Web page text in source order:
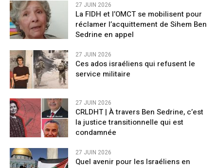
27 JUIN 2026
La FIDH et l’OMCT se mobilisent pour
réclamer l’acquittement de Sihem Ben
Sedrine en appel
27 JUIN 2026
Ces ados israéliens qui refusent le
service militaire
27 JUIN 2026
CRLDHT | À travers Ben Sedrine, c’est
la justice transitionnelle qui est
condamnée
27 JUIN 2026
Quel avenir pour les Israéliens en